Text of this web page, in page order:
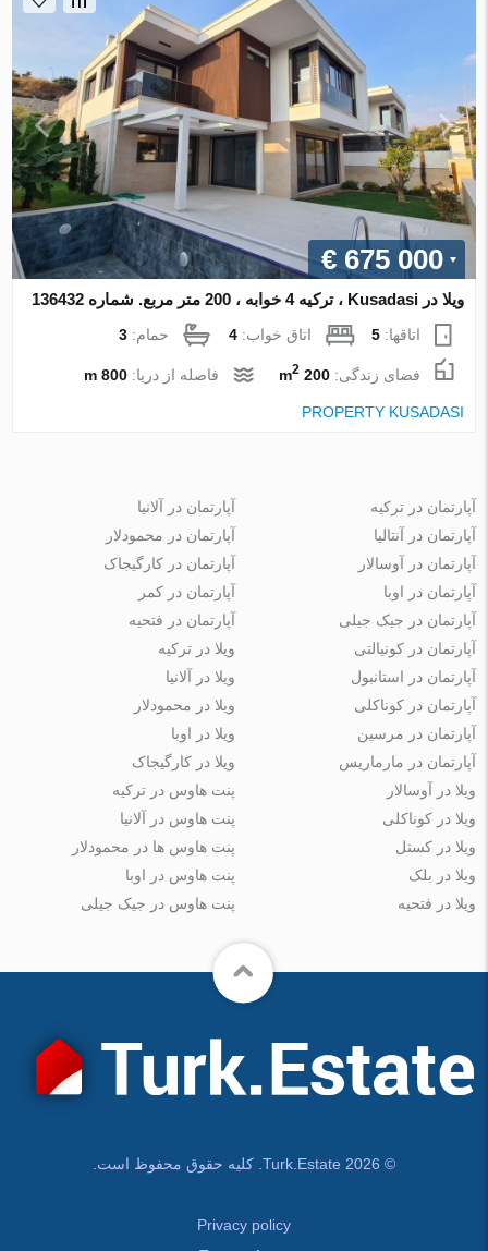
€ 675 000
ویلا در Kusadasi ، ترکیه 4 خوابه ، 200 متر مربع. شماره 136432
اتاقها:5 اتاق خواب:4 حمام:3
فضای زندگی:200 m
2 فاصله از دریا:800 m
PROPERTY KUSADASI
آپارتمان در ترکیه
آپارتمان در آنتالیا
آپارتمان در آوسالار
آپارتمان در اوبا
آپارتمان در جیک جیلی
آپارتمان در آلانیا
آپارتمان در محمودلار
آپارتمان در کارگیجاک
آپارتمان در کمر
آپارتمان در فتحیه
آپارتمان در کونیالتی
آپارتمان در استانبول
آپارتمان در کوناکلی
آپارتمان در مرسین
آپارتمان در مارماریس
ویلا در ترکیه
ویلا در آلانیا
ویلا در محمودلار
ویلا در اوبا
ویلا در کارگیجاک
ویلا در آوسالار
ویلا در کوناکلی
ویلا در کستل
ویلا در بلک
ویلا در فتحیه
پنت هاوس در ترکیه
پنت هاوس در آلانیا
پنت هاوس ها در محمودلار
پنت هاوس در اوبا
پنت هاوس در جیک جیلی
© Turk.Estate 2026. کلیه حقوق محفوظ است.
Privacy policy